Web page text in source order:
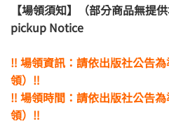
【場領須知】（部分商品無提
pickup Notice
‼️ 場領資訊：請依出版社公告
領）‼️
‼️ 場領時間：請依出版社公告
領）‼️